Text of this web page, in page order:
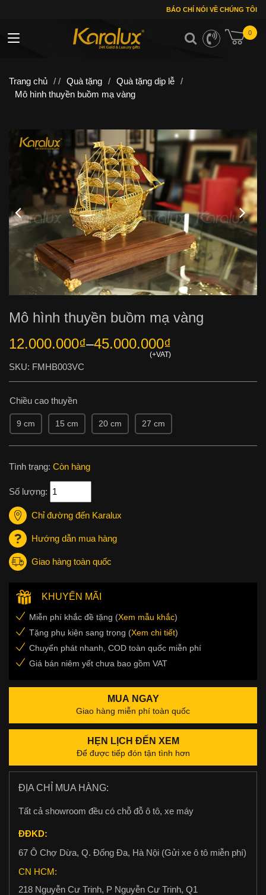
BÁO CHÍ NÓI VỀ CHÚNG TÔI
0
Toggle navigation
Trang chủ / / Quà tặng / Quà tặng dịp lễ /
Mô hình thuyền buồm mạ vàng
Mô hình thuyền buồm mạ vàng
12.000.000₫–45.000.000₫
SKU: FMHB003VC
Chiều cao thuyền
9 cm 15 cm 20 cm 27 cm
Tình trạng: Còn hàng
Số lượng:
Chỉ đường đến Karalux
Hướng dẫn mua hàng
Giao hàng toàn quốc
KHUYẾN MÃI
Miễn phí khắc đề tặng (Xem mẫu khắc)
Tặng phụ kiện sang trọng (Xem chi tiết)
Chuyển phát nhanh, COD toàn quốc miễn phí
Giá bán niêm yết chưa bao gồm VAT
MUA NGAY
Giao hàng miễn phí toàn quốc
HẸN LỊCH ĐẾN XEM
Để được tiếp đón tận tình hơn
ĐỊA CHỈ MUA HÀNG:
Tất cả showroom đều có chỗ đỗ ô tô, xe máy
ĐĐKD:
67 Ô Chợ Dừa, Q. Đống Đa, Hà Nội (Gửi xe ô tô miễn phí)
CN HCM:
218 Nguyễn Cư Trinh, P Nguyễn Cư Trinh, Q1